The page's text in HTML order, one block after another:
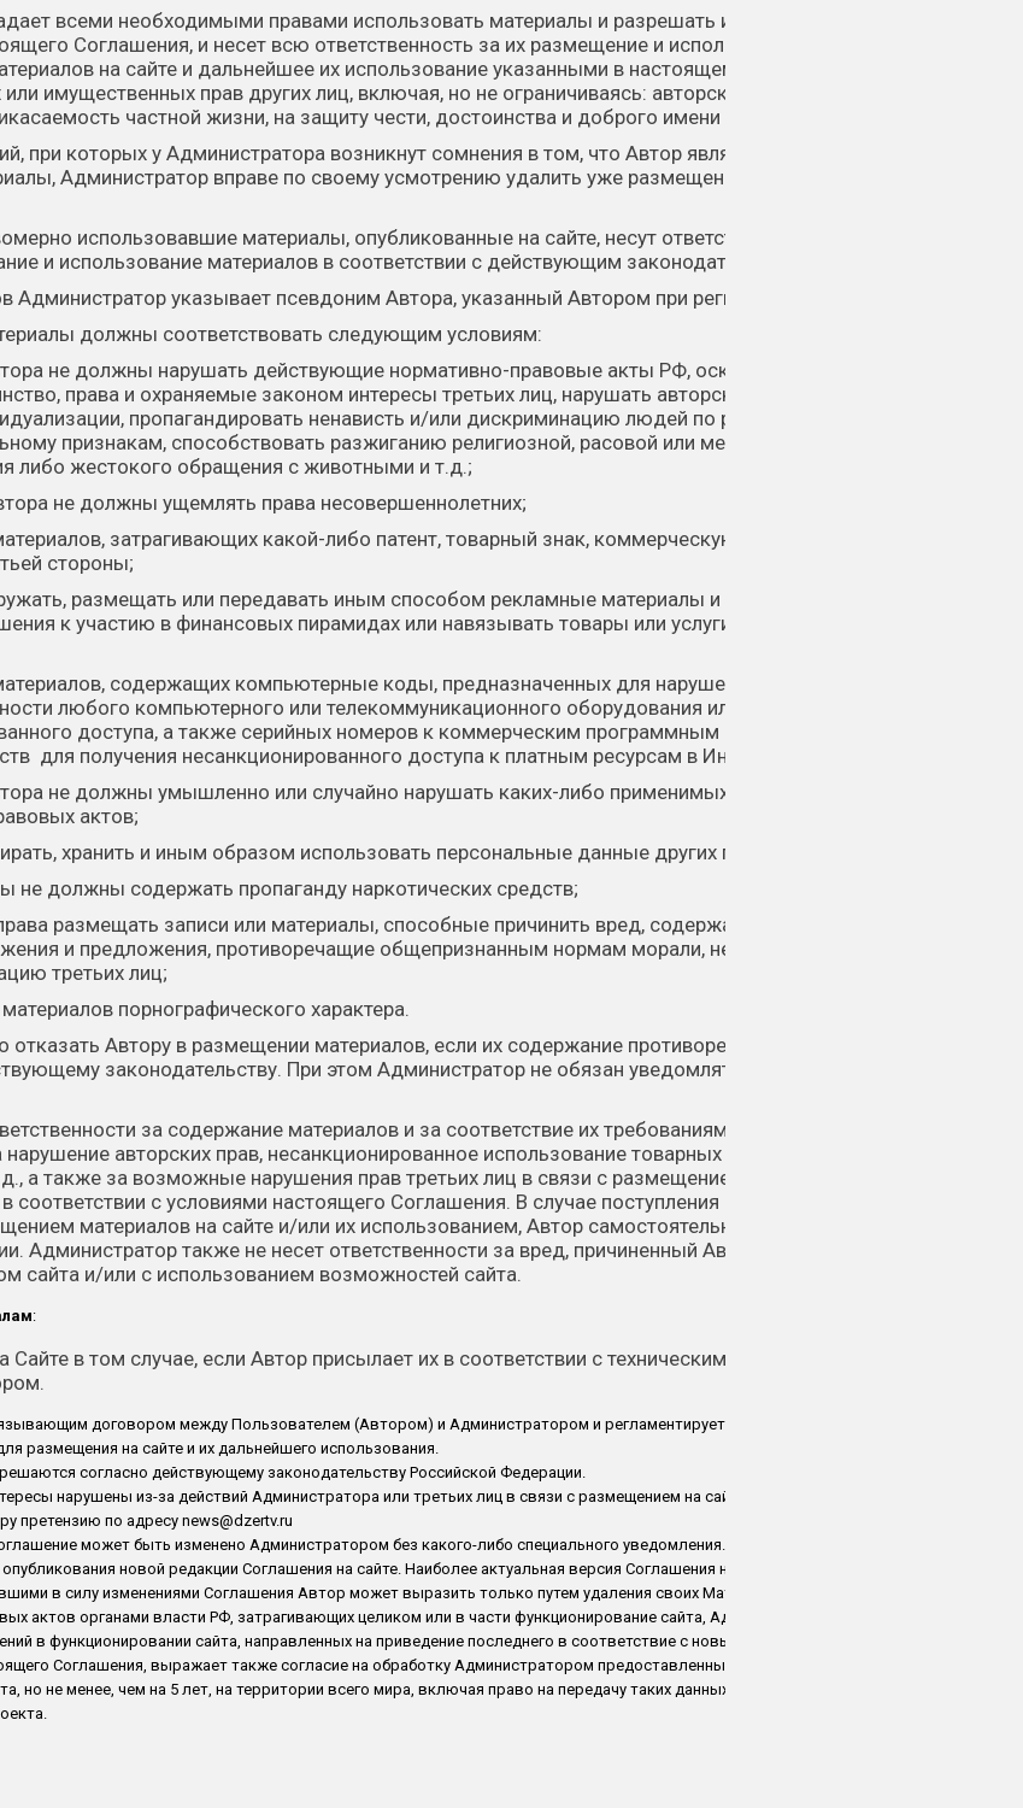
всеми необходимыми правами использовать материалы и разрешать их использование в
Соглашения, и несет всю ответственность за их размещение и использование. Автор
на сайте и дальнейшее их использование указанными в настоящем Соглашении
имущественных прав других лиц, включая, но не ограничиваясь: авторские, смежные,
частной жизни, на защиту чести, достоинства и доброго имени и т.д.
при которых у Администратора возникнут сомнения в том, что Автор является обладателем
Администратор вправе по своему усмотрению удалить уже размещенные Автором
использовавшие материалы, опубликованные на сайте, несут ответственность за
и использование материалов в соответствии с действующим законодательством РФ.
указывает псевдоним Автора, указанный Автором при регистрации на сайте.
должны соответствовать следующим условиям:
не должны нарушать действующие нормативно-правовые акты РФ, оскорблять
права и охраняемые законом интересы третьих лиц, нарушать авторские и смежные
пропагандировать ненависть и/или дискриминацию людей по расовому,
признакам, способствовать разжиганию религиозной, расовой или межнациональной
либо жестокого обращения с животными и т.д.;
не должны ущемлять права несовершеннолетних;
затрагивающих какой-либо патент, товарный знак, коммерческую тайну или прочие
стороны;
размещать или передавать иным способом рекламные материалы и корреспонденцию,
к участию в финансовых пирамидах или навязывать товары или услуги иными
содержащих компьютерные коды, предназначенных для нарушения, уничтожения
любого компьютерного или телекоммуникационного оборудования или программ, для
доступа, а также серийных номеров к коммерческим программным продуктам,
для получения несанкционированного доступа к платным ресурсам в Интернете;
не должны умышленно или случайно нарушать каких-либо применимых российских или
актов;
хранить и иным образом использовать персональные данные других пользователей;
должны содержать пропаганду наркотических средств;
размещать записи или материалы, способные причинить вред, содержащие угрозы,
и предложения, противоречащие общепризнанным нормам морали, неправомерное
третьих лиц;
порнографического характера.
Автору в размещении материалов, если их содержание противоречит требованиям
законодательству. При этом Администратор не обязан уведомлять Автора о
за содержание материалов и за соответствие их требованиям действующих
авторских прав, несанкционированное использование товарных знаков,
а также за возможные нарушения прав третьих лиц в связи с размещением материалов на
соответствии с условиями настоящего Соглашения. В случае поступления претензий от
материалов на сайте и/или их использованием, Автор самостоятельно и за свой счет
Администратор также не несет ответственности за вред, причиненный Автору третьими
сайта и/или с использованием возможностей сайта.
:
в том случае, если Автор присылает их в соответствии с техническими требованиями,
договором между Пользователем (Автором) и Администратором и регламентирует условия
размещения на сайте и их дальнейшего использования.
согласно действующему законодательству Российской Федерации.
нарушены из-за действий Администратора или третьих лиц в связи с размещением на сайте каких-либо
претензию по адресу news@dzertv.ru
может быть изменено Администратором без какого-либо специального уведомления. Любые изменения
новой редакции Соглашения на сайте. Наиболее актуальная версия Соглашения находится на странице
в силу изменениями Соглашения Автор может выразить только путем удаления своих Материалов с сайта.
актов органами власти РФ, затрагивающих целиком или в части функционирование сайта, Администратор
в функционировании сайта, направленных на приведение последнего в соответствие с новыми нормами.
Соглашения, выражает также согласие на обработку Администратором предоставленных им персональных
но не менее, чем на 5 лет, на территории всего мира, включая право на передачу таких данных партнерам